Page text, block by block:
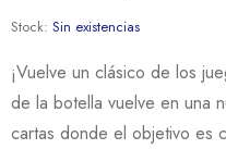
Stock: Sin existencias
¡Vuelve un clásico de los
de la botella vuelve en una
cartas donde el objetivo es